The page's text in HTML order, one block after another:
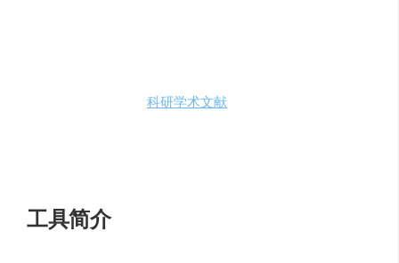
科研学术文献
工具简介